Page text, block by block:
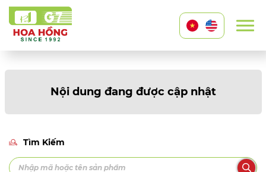
Nội dung đang được cập nhật
Tìm Kiếm